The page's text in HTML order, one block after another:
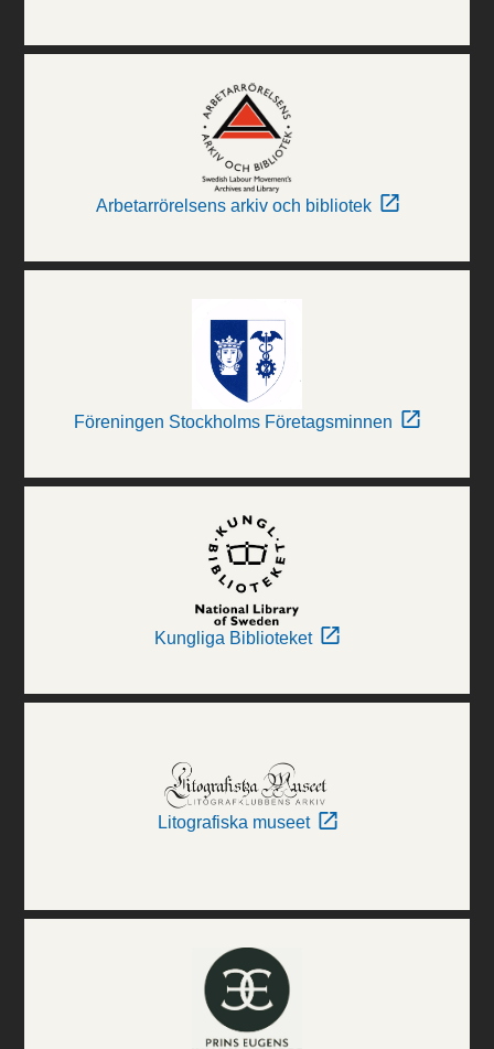
Arbetarrörelsens arkiv och bibliotek
Föreningen Stockholms Företagsminnen
Kungliga Biblioteket
Litografiska museet